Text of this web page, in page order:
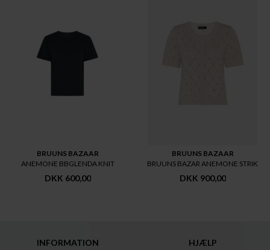
BRUUNS BAZAAR
ANEMONE BBGLENDA KNIT
DKK 600,00
BRUUNS BAZAAR
BRUUNS BAZAR ANEMONE STRIK
DKK 900,00
INFORMATION HJÆLP